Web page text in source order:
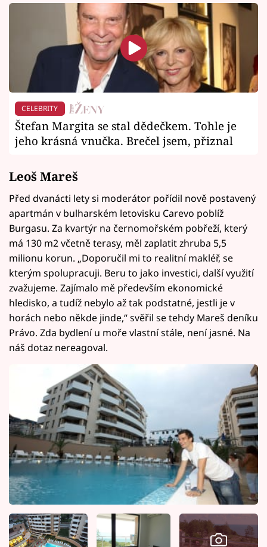
CELEBRITY
Štefan Margita se stal dědečkem. Tohle je
jeho krásná vnučka. Brečel jsem, přiznal
Leoš Mareš
Před dvanácti lety si moderátor pořídil nově postavený
apartmán v bulharském letovisku Carevo poblíž
Burgasu. Za kvartýr na černomořském pobřeží, který
má 130 m2 včetně terasy, měl zaplatit zhruba 5,5
milionu korun. „Doporučil mi to realitní makléř, se
kterým spolupracuji. Beru to jako investici, další využití
zvažujeme. Zajímalo mě především ekonomické
hledisko, a tudíž nebylo až tak podstatné, jestli je v
horách nebo někde jinde,“ svěřil se tehdy Mareš deníku
Právo. Zda bydlení u moře vlastní stále, není jasné. Na
náš dotaz nereagoval.